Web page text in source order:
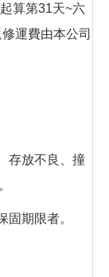
算第31天~六
運費由本公司
存放不良、撞
固期限者。